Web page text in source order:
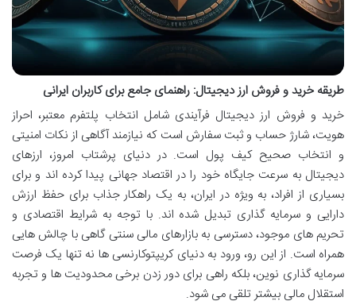
طریقه خرید و فروش ارز دیجیتال: راهنمای جامع برای کاربران ایرانی
خرید و فروش ارز دیجیتال فرآیندی شامل انتخاب پلتفرم معتبر، احراز
هویت، شارژ حساب و ثبت سفارش است که نیازمند آگاهی از نکات امنیتی
و انتخاب صحیح کیف پول است. در دنیای پرشتاب امروز، ارزهای
دیجیتال به سرعت جایگاه خود را در اقتصاد جهانی پیدا کرده اند و برای
بسیاری از افراد، به ویژه در ایران، به یک راهکار جذاب برای حفظ ارزش
دارایی و سرمایه گذاری تبدیل شده اند. با توجه به شرایط اقتصادی و
تحریم های موجود، دسترسی به بازارهای مالی سنتی گاهی با چالش هایی
همراه است. از این رو، ورود به دنیای کریپتوکارنسی ها نه تنها یک فرصت
سرمایه گذاری نوین، بلکه راهی برای دور زدن برخی محدودیت ها و تجربه
استقلال مالی بیشتر تلقی می شود.